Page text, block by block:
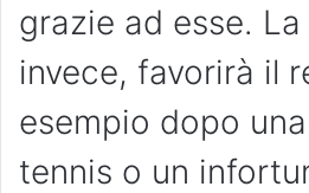
grazie ad esse.
invece, favorirà il
esempio dopo
tennis o un